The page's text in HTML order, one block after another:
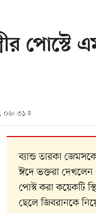
০৬: ৩১
ব্যান্ড তারকা
ঈদে ভক্তরা দেখলেন
পোস্ট করা কয়েকটি
ছেলে জিবরানকে